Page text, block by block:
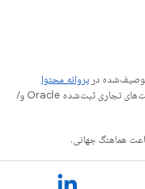
در پروانه محتوا
هستند. جاوا و OpenJDK علامت‌های تجاری یا علامت‌های تجاری ثبت‌شده Oracle و/